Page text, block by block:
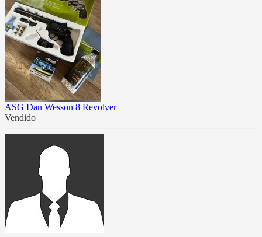
ASG Dan Wesson 8 Revolver
Vendido